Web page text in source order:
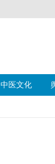
中医文化